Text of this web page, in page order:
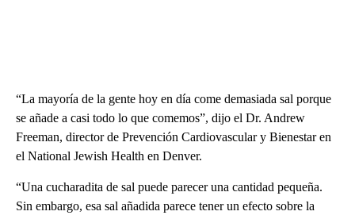
“La mayoría de la gente hoy en día come demasiada sal porque
se añade a casi todo lo que comemos”, dijo el Dr. Andrew
Freeman, director de Prevención Cardiovascular y Bienestar en
el National Jewish Health en Denver.
“Una cucharadita de sal puede parecer una cantidad pequeña.
Sin embargo, esa sal añadida parece tener un efecto sobre la